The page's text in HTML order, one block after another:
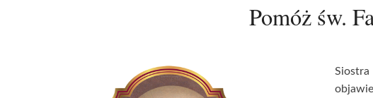
Pomóż św.